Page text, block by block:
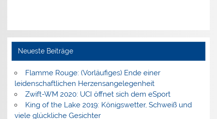
Neueste Beiträge
Flamme Rouge: (Vorläufiges) Ende einer
leidenschaftlichen Herzensangelegenheit
Zwift-WM 2020: UCI öffnet sich dem eSport
King of the Lake 2019: Königswetter, Schweiß und
viele glückliche Gesichter